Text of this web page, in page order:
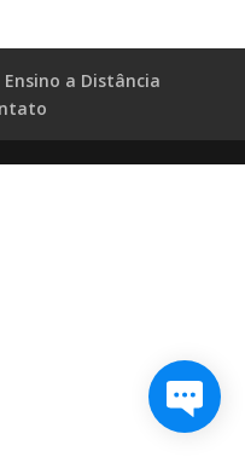
Ensino a Distância